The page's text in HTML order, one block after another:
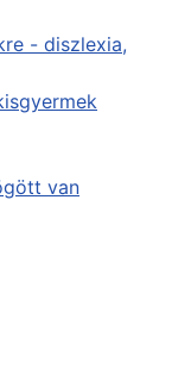
- diszlexia,
van